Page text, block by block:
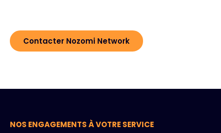
Contacter Nozomi Network
NOS ENGAGEMENTS À VOTRE SERVICE